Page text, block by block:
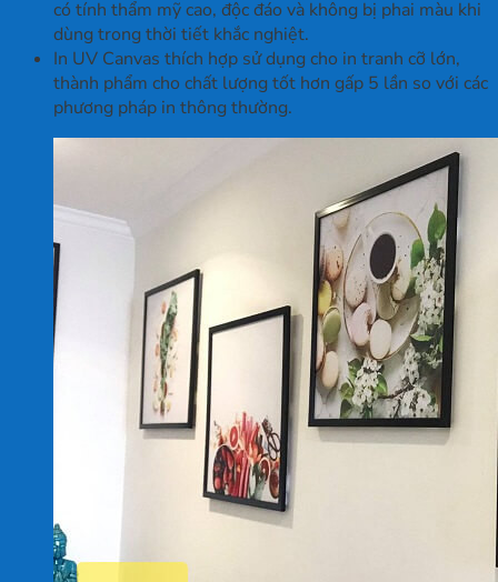
có tính thẩm mỹ cao, độc đáo và không bị phai màu khi
dùng trong thời tiết khắc nghiệt.
In UV Canvas thích hợp sử dụng cho in tranh cỡ lớn,
thành phẩm cho chất lượng tốt hơn gấp 5 lần so với các
phương pháp in thông thường.